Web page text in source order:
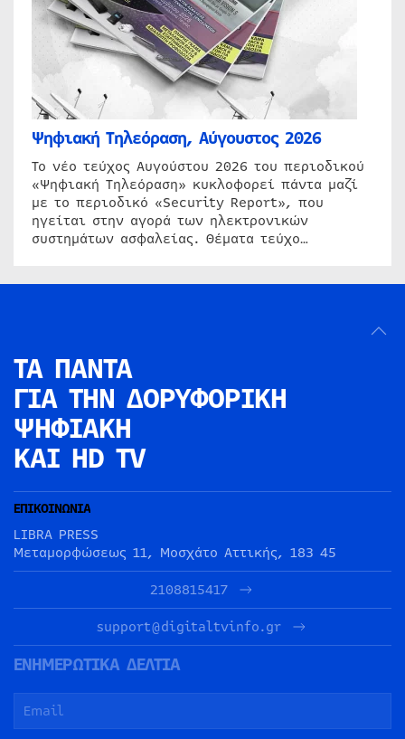
Ψηφιακή Τηλεόραση, Αύγουστος 2026
Το νέο τεύχος Αυγούστου 2026 του περιοδικού
«Ψηφιακή Τηλεόραση» κυκλοφορεί πάντα μαζί
με το περιοδικό «Security Report», που
ηγείται στην αγορά των ηλεκτρονικών
συστημάτων ασφαλείας. Θέματα τεύχο…
ΤΑ ΠΑΝΤΑ
ΓΙΑ ΤΗΝ ΔΟΡΥΦΟΡΙΚΗ
ΨΗΦΙΑΚΗ
ΚΑΙ HD TV
ΕΠΙΚΟΙΝΩΝΙΑ
LIBRA PRESS
Μεταμορφώσεως 11, Μοσχάτο Αττικής, 183 45
2108815417
support@digitaltvinfo.gr
ΕΝΗΜΕΡΩΤΙΚΑ ΔΕΛΤΙΑ